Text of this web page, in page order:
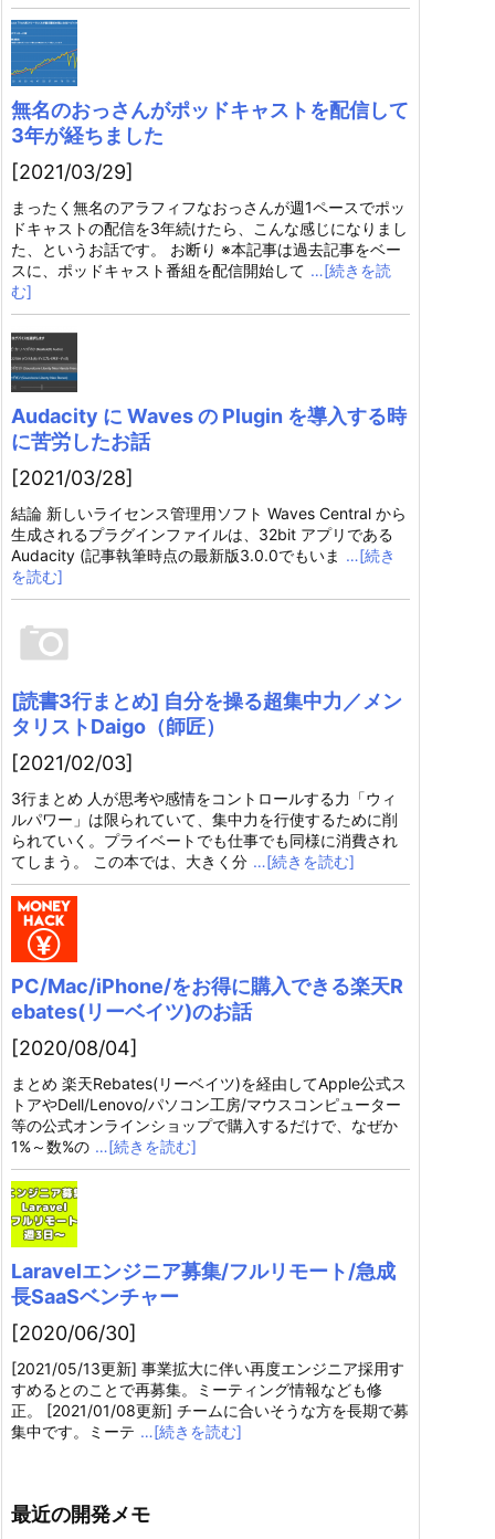
無名のおっさんがポッドキャストを配信して
3年が経ちました
[2021/03/29]
まったく無名のアラフィフなおっさんが週1ペースでポッ
ドキャストの配信を3年続けたら、こんな感じになりまし
た、というお話です。 お断り ※本記事は過去記事をベー
スに、ポッドキャスト番組を配信開始して …[続きを読
む]
Audacity に Waves の Plugin を導入する時
に苦労したお話
[2021/03/28]
結論 新しいライセンス管理用ソフト Waves Central から
生成されるプラグインファイルは、32bit アプリである
Audacity (記事執筆時点の最新版3.0.0でもいま …[続き
を読む]
[読書3行まとめ] 自分を操る超集中力／メン
タリストDaigo（師匠）
[2021/02/03]
3行まとめ 人が思考や感情をコントロールする力「ウィ
ルパワー」は限られていて、集中力を行使するために削
られていく。プライベートでも仕事でも同様に消費され
てしまう。 この本では、大きく分 …[続きを読む]
PC/Mac/iPhone/をお得に購入できる楽天R
ebates(リーベイツ)のお話
[2020/08/04]
まとめ 楽天Rebates(リーベイツ)を経由してApple公式ス
トアやDell/Lenovo/パソコン工房/マウスコンピューター
等の公式オンラインショップで購入するだけで、なぜか
1%～数%の …[続きを読む]
Laravelエンジニア募集/フルリモート/急成
長SaaSベンチャー
[2020/06/30]
[2021/05/13更新] 事業拡大に伴い再度エンジニア採用す
すめるとのことで再募集。ミーティング情報なども修
正。 [2021/01/08更新] チームに合いそうな方を長期で募
集中です。ミーテ …[続きを読む]
最近の開発メモ